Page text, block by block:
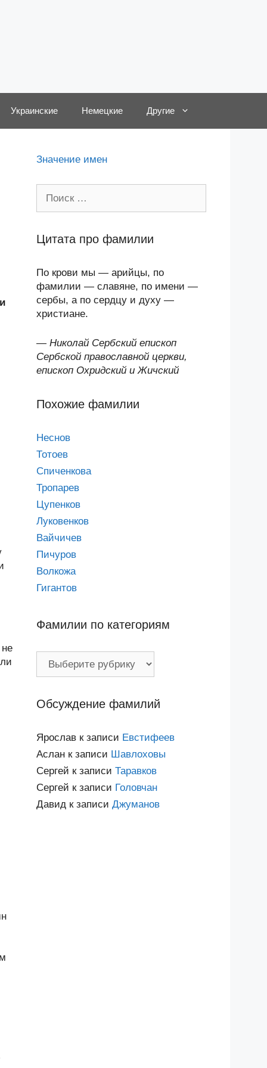
Украинские Немецкие Другие
Значение имен
Цитата про фамилии
По крови мы — арийцы, по
фамилии — славяне, по имени —
сербы, а по сердцу и духу —
христиане.
— Николай Сербский епископ
Сербской православной церкви,
епископ Охридский и Жичский
Похожие фамилии
Неснов
Тотоев
Спиченкова
Тропарев
Цупенков
Луковенков
Вайчичев
Пичуров
Волкожа
Гигантов
Фамилии по категориям
Обсуждение фамилий
Ярослав к записи Евстифеев
Аслан к записи Шавлоховы
Сергей к записи Таравков
Сергей к записи Головчан
Давид к записи Джуманов